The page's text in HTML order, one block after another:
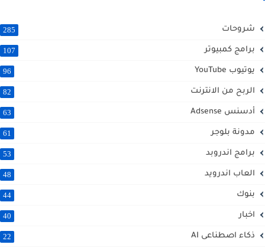
شروحات 285
برامج كمبيوتر 107
يوتيوب YouTube 96
الربح من الانترنت 82
أدسنس Adsense 63
مدونة بلوجر 61
برامج اندروبد 53
العاب اندرويد 48
بنوك 44
اخبار 40
ذكاء اصطناعى AI 22